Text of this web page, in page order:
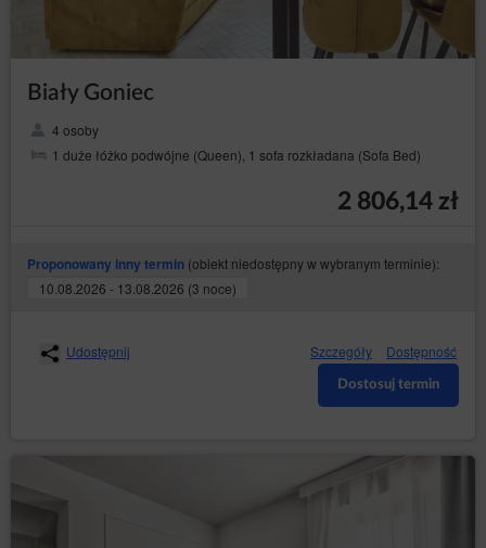
Biały Goniec
4 osoby
1 duże łóżko podwójne (Queen), 1 sofa rozkładana (Sofa Bed)
2 806,14 zł
Proponowany inny termin (obiekt niedostępny w wybranym terminie):
10.08.2026 - 13.08.2026 (3 noce)
Udostępnij Szczegóły Dostępność
Dostosuj termin